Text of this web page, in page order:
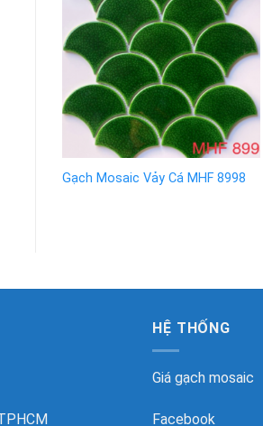
Gạch Mosaic Vảy Cá MHF 8998
HỆ THỐNG
Giá gạch mosaic
Facebook